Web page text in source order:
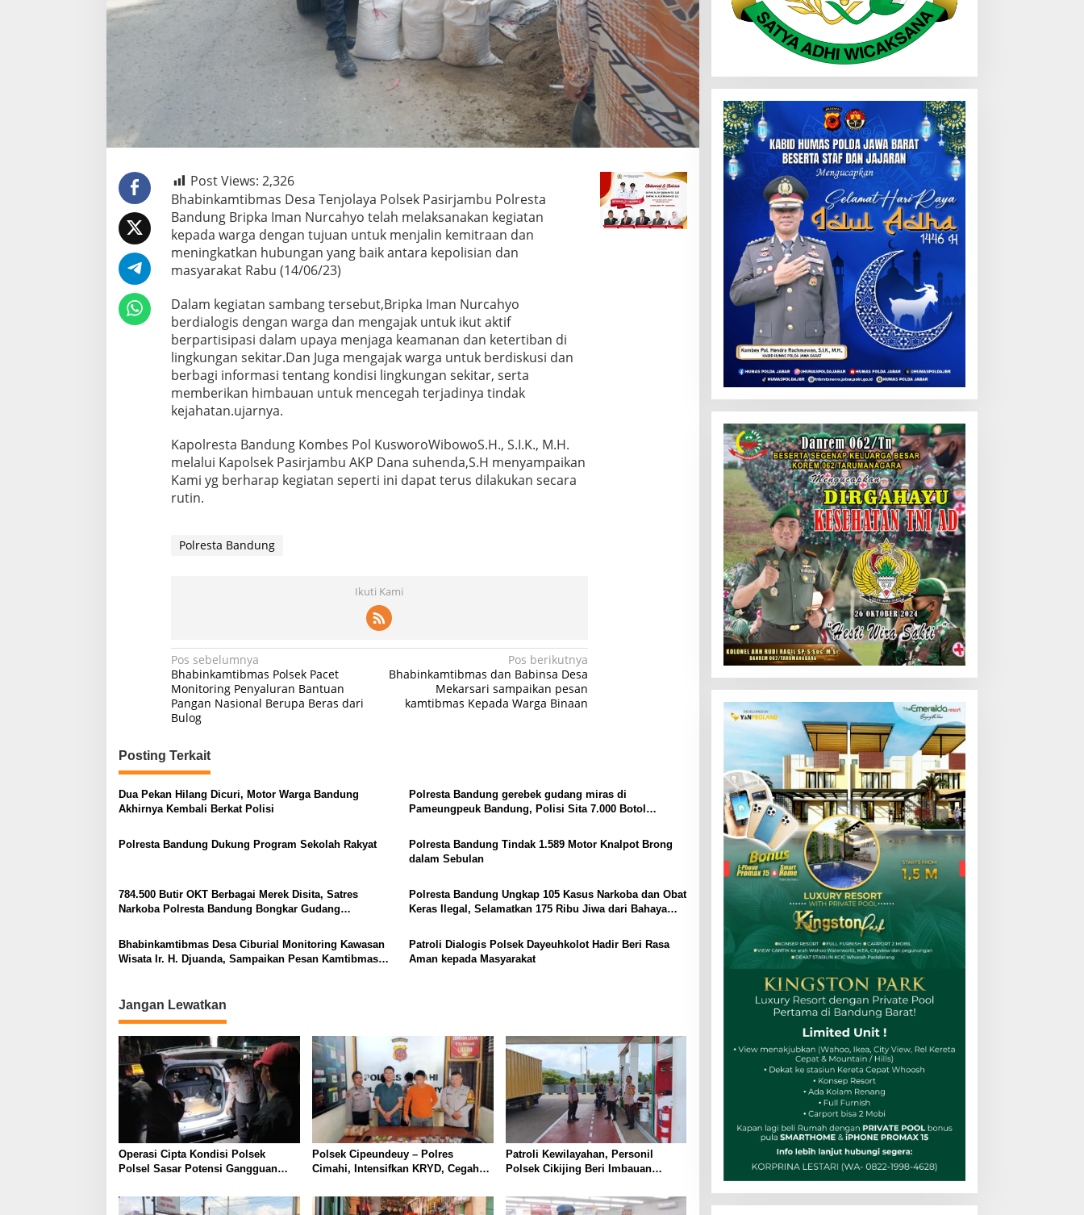
Post Views: 2,326
Bhabinkamtibmas Desa Tenjolaya Polsek Pasirjambu Polresta
Bandung Bripka Iman Nurcahyo telah melaksanakan kegiatan
kepada warga dengan tujuan untuk menjalin kemitraan dan
meningkatkan hubungan yang baik antara kepolisian dan
masyarakat Rabu (14/06/23)
Dalam kegiatan sambang tersebut,Bripka Iman Nurcahyo
berdialogis dengan warga dan mengajak untuk ikut aktif
berpartisipasi dalam upaya menjaga keamanan dan ketertiban di
lingkungan sekitar.Dan Juga mengajak warga untuk berdiskusi dan
berbagi informasi tentang kondisi lingkungan sekitar, serta
memberikan himbauan untuk mencegah terjadinya tindak
kejahatan.ujarnya.
Kapolresta Bandung Kombes Pol KusworoWibowoS.H., S.I.K., M.H.
melalui Kapolsek Pasirjambu AKP Dana suhenda,S.H menyampaikan
Kami yg berharap kegiatan seperti ini dapat terus dilakukan secara
rutin.
Polresta Bandung
Ikuti Kami
Navigasi
pos
Pos sebelumnya
Bhabinkamtibmas Polsek Pacet
Monitoring Penyaluran Bantuan
Pangan Nasional Berupa Beras dari
Bulog
Pos berikutnya
Bhabinkamtibmas dan Babinsa Desa
Mekarsari sampaikan pesan
kamtibmas Kepada Warga Binaan
Posting Terkait
Dua Pekan Hilang Dicuri, Motor Warga Bandung
Akhirnya Kembali Berkat Polisi
Polresta Bandung gerebek gudang miras di
Pameungpeuk Bandung, Polisi Sita 7.000 Botol
Polresta Bandung Dukung Program Sekolah Rakyat
Polresta Bandung Tindak 1.589 Motor Knalpot Brong
dalam Sebulan
784.500 Butir OKT Berbagai Merek Disita, Satres
Narkoba Polresta Bandung Bongkar Gudang
Polresta Bandung Ungkap 105 Kasus Narkoba dan Obat
Keras Ilegal, Selamatkan 175 Ribu Jiwa dari Bahaya
Bhabinkamtibmas Desa Ciburial Monitoring Kawasan
Wisata Ir. H. Djuanda, Sampaikan Pesan Kamtibmas
Patroli Dialogis Polsek Dayeuhkolot Hadir Beri Rasa
Aman kepada Masyarakat
Jangan Lewatkan
Operasi Cipta Kondisi Polsek
Polsel Sasar Potensi Gangguan
Polsek Cipeundeuy – Polres
Cimahi, Intensifkan KRYD, Cegah
Miras serta Obat Terlarang
Patroli Kewilayahan, Personil
Polsek Cikijing Beri Imbauan